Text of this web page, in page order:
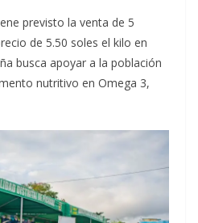
previsto la venta de 5
de 5.50 soles el kilo en
busca apoyar a la población
nutritivo en Omega 3,